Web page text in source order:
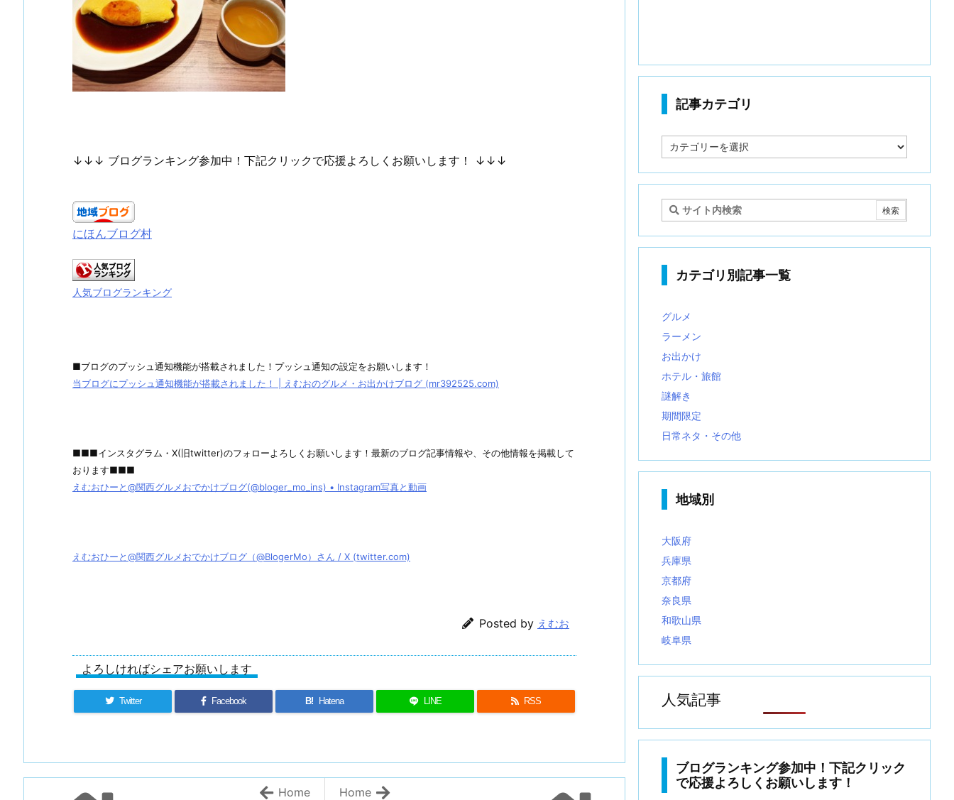
↓↓↓ ブログランキング参加中！下記クリックで応援よろしくお願いします！ ↓↓↓
にほんブログ村
人気ブログランキング
■ブログのプッシュ通知機能が搭載されました！プッシュ通知の設定をお願いします！
当ブログにプッシュ通知機能が搭載されました！ | えむおのグルメ・お出かけブログ (mr392525.com)
■■■インスタグラム・X(旧twitter)のフォローよろしくお願いします！最新のブログ記事情報や、その他情報を掲載して
おります■■■
えむおひーと@関西グルメおでかけブログ(@bloger_mo_ins) • Instagram写真と動画
えむおひーと@関西グルメおでかけブログ（@BlogerMo）さん / X (twitter.com)
Posted by えむお
よろしければシェアお願いします
Twitter Facebook B! Hatena LINE RSS
Home
Home
記事カテゴリ
事
テ
リ
カテゴリ別記事一覧
グルメ
ラーメン
お出かけ
ホテル・旅館
謎解き
期間限定
日常ネタ・その他
地域別
大阪府
兵庫県
京都府
奈良県
和歌山県
岐阜県
人気記事
ブログランキング参加中！下記クリック
で応援よろしくお願いします！